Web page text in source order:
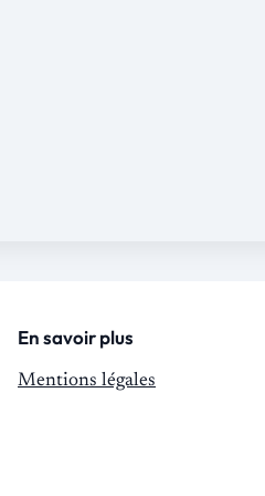
En savoir plus
Mentions légales